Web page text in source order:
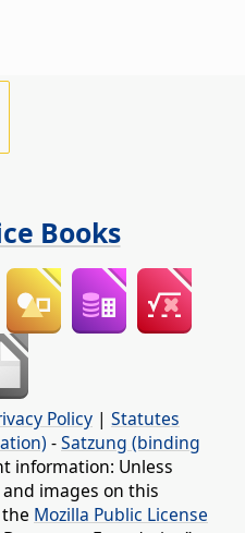
Books
Policy | Statutes
-Satzung (binding
information: Unless
images on this
Mozilla Public License